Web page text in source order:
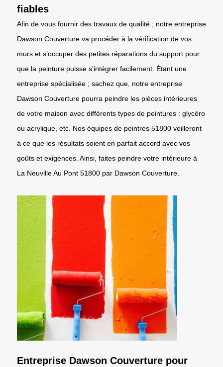
fiables
Afin de vous fournir des travaux de qualité ; notre entreprise
Dawson Couverture va procéder à la vérification de vos
murs et s’occuper des petites réparations du support pour
que la peinture puisse s’intégrer facilement. Étant une
entreprise spécialisée ; sachez que, notre entreprise
Dawson Couverture pourra peindre les pièces intérieures
de votre maison avec différents types de peintures : glycéro
ou acrylique, etc. Nos équipes de peintres 51800 veilleront
à ce que les résultats soient en parfait accord avec vos
goûts et exigences. Ainsi, faites peindre votre intérieure à
La Neuville Au Pont 51800 par Dawson Couverture.
Entreprise Dawson Couverture pour